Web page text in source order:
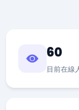
60
目前在線